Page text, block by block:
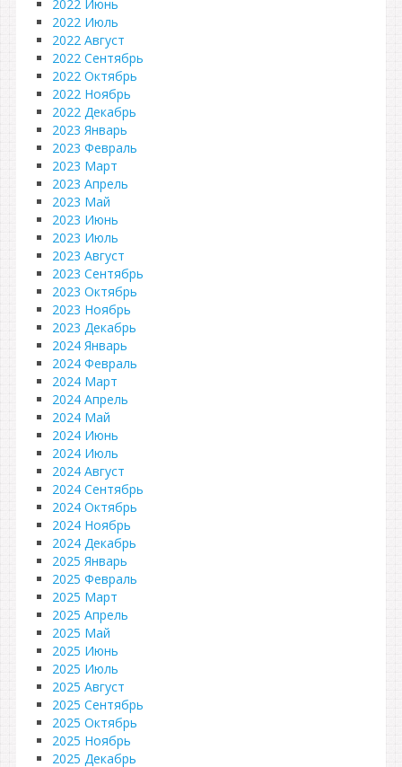
2022 Июнь
2022 Июль
2022 Август
2022 Сентябрь
2022 Октябрь
2022 Ноябрь
2022 Декабрь
2023 Январь
2023 Февраль
2023 Март
2023 Апрель
2023 Май
2023 Июнь
2023 Июль
2023 Август
2023 Сентябрь
2023 Октябрь
2023 Ноябрь
2023 Декабрь
2024 Январь
2024 Февраль
2024 Март
2024 Апрель
2024 Май
2024 Июнь
2024 Июль
2024 Август
2024 Сентябрь
2024 Октябрь
2024 Ноябрь
2024 Декабрь
2025 Январь
2025 Февраль
2025 Март
2025 Апрель
2025 Май
2025 Июнь
2025 Июль
2025 Август
2025 Сентябрь
2025 Октябрь
2025 Ноябрь
2025 Декабрь